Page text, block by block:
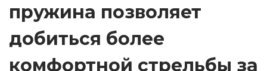
0
А
т
пружина позволяет
добиться более
комфортной стрельбы за